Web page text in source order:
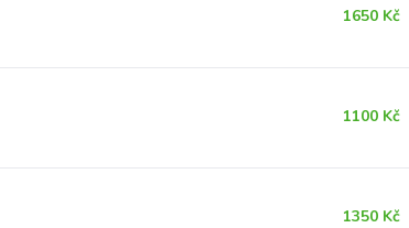
1650 Kč
1100 Kč
1350 Kč